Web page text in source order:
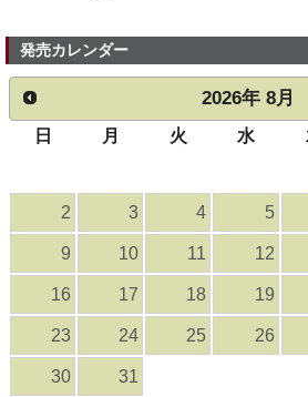
発売カレンダー
2026年 8月
日 月 火 水
2 3 4 5
9 10 11 12
16 17 18 19
23 24 25 26
30 31